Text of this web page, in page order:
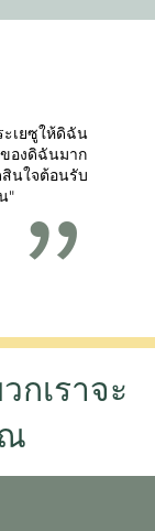
ะเยซูให้ดิฉัน
องดิฉันมาก
นใจต้อนรับ
"
เราจะ